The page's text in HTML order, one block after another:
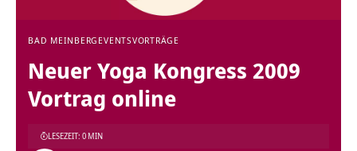
BAD MEINBERG EVENTSVORTRÄGE
Neuer Yoga Kongress 2009
Vortrag online
LESEZEIT: 0 MIN